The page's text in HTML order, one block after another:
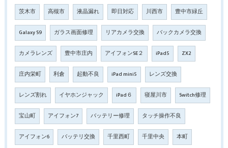
茨木市 高槻市 液晶漏れ 即日対応 川西市 豊中市緑丘
Galaxy S9 ガラス画面修理 リアカメラ交換 バックカメラ交換
カメラレンズ 豊中市庄内 アイフォンSE２ iPad5 ZX2
庄内栄町 利倉 起動不良 iPad mini5 レンズ交換
レンズ割れ イヤホンジャック iPad６ 寝屋川市 Switch修理
宝山町 アイフォン7 バッテリー修理 タッチ操作不良
アイフォン6 バッテリ交換 千里西町 千里中央 本町